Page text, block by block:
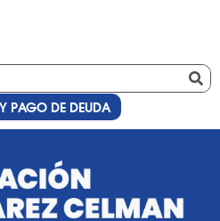
PAGO DE DEUDA
Feria de la